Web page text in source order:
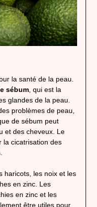
la santé de la peau.
sébum, qui est la
glandes de la peau.
problèmes de peau,
de sébum peut
et des cheveux. Le
la cicatrisation des
haricots, les noix et les
en zinc. Les
en zinc et les
être utiles pour